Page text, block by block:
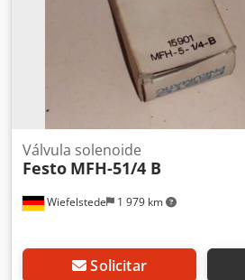
Wiefelstede 1 979 km
Válvula solenoide
Festo MFH-51/4 B
Solicitar